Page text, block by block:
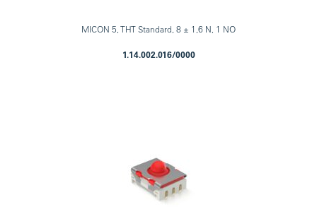
MICON 5, THT Standard, 8 ± 1,6 N, 1 NO
1.14.002.016/0000